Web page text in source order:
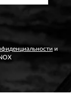
и